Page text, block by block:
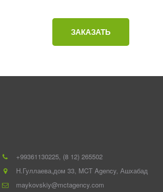
ЗАКАЗАТЬ
+99361130225, (8 12) 265502
Н.Гуллаева,дом 33, MCT Agency, Ашхабад
maykovskiy@mctagency.com